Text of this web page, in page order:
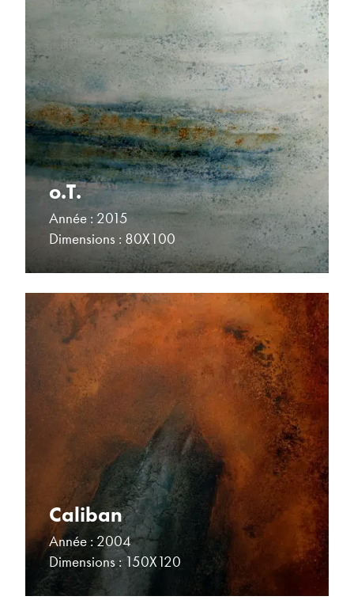
o.T.
Année : 2015
Dimensions : 80X100
Caliban
Année : 2004
Dimensions : 150X120